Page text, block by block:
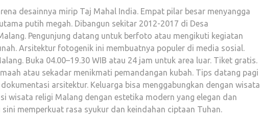
desainnya mirip Taj Mahal India. Empat pilar besar menyangga
putih megah. Dibangun sekitar 2012-2017 di Desa
Pengunjung datang untuk berfoto atau mengikuti kegiatan
Arsitektur fotogenik ini membuatnya populer di media sosial.
Buka 04.00–19.30 WIB atau 24 jam untuk area luar. Tiket gratis.
atau sekadar menikmati pemandangan kubah. Tips datang pagi
arsitektur. Keluarga bisa menggabungkan dengan wisata
wisata religi Malang dengan estetika modern yang elegan dan
memperkuat rasa syukur dan keindahan ciptaan Tuhan.